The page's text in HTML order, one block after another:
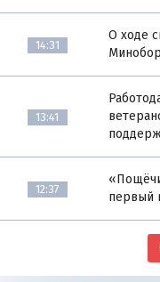
14:31
О ходе
13:41
12:37
первый